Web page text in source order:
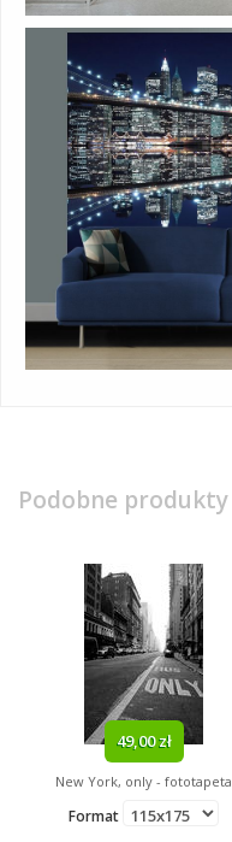
Podobne produkty
49,00 zł
New York, only - fototapeta
Format